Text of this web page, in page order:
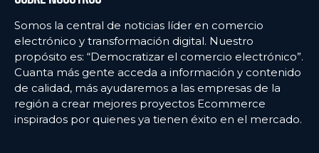
Somos la central de noticias líder en comercio
electrónico y transformación digital. Nuestro
propósito es: “Democratizar el comercio electrónico”.
Cuanta más gente acceda a información y contenido
de calidad, más ayudaremos a las empresas de la
región a crear mejores proyectos Ecommerce
inspirados por quienes ya tienen éxito en el mercado.